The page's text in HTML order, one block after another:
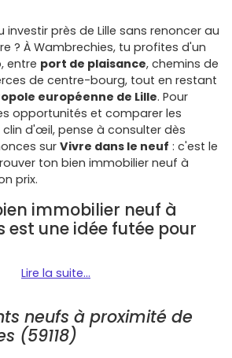
investir près de Lille sans renoncer au
? À Wambrechies, tu profites d'un
entre port de plaisance, chemins de
de centre-bourg, tout en restant
européenne de Lille. Pour
opportunités et comparer les
d'œil, pense à consulter dès
surVivre dans le neuf : c'est le
ton bien immobilier neuf à
prix.
immobilier neuf à
est une idée futée pour
concentrent autour du
et La Madeleine. Tu restes près des
et des lignes de busIlévia, avec
A22vers Lille, Roubaix et Tourcoing.
Lire la suite...
neufs à proximité de
(59118)